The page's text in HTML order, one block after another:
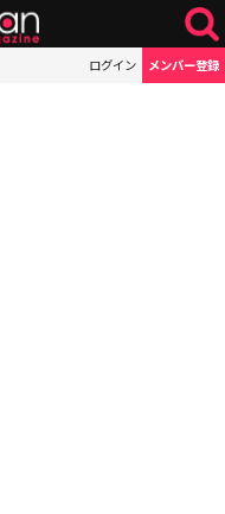
ログイン メンバー登録